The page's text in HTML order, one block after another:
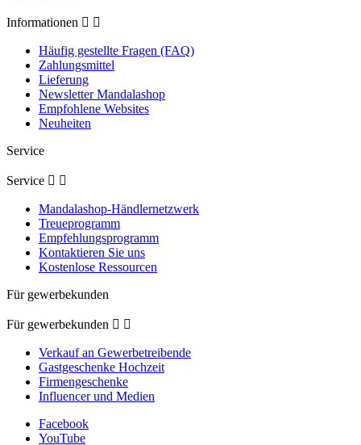
Informationen  
Häufig gestellte Fragen (FAQ)
Zahlungsmittel
Lieferung
Newsletter Mandalashop
Empfohlene Websites
Neuheiten
Service
Service  
Mandalashop-Händlernetzwerk
Treueprogramm
Empfehlungsprogramm
Kontaktieren Sie uns
Kostenlose Ressourcen
Für gewerbekunden
Für gewerbekunden  
Verkauf an Gewerbetreibende
Gastgeschenke Hochzeit
Firmengeschenke
Influencer und Medien
Facebook
YouTube